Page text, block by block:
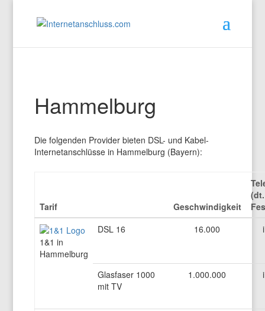
Hammelburg
Die folgenden Provider bieten DSL- und Kabel-
Internetanschlüsse in Hammelburg (Bayern):
Tarif Geschwindigkeit
(dt.
1&1 in
Hammelburg
DSL 16 16.000
Glasfaser 1000
mit TV
1.000.000